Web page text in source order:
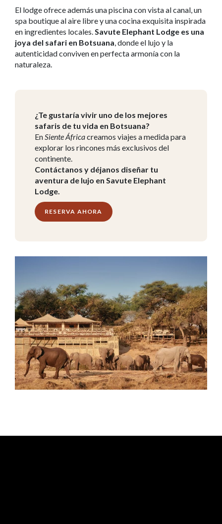
El lodge ofrece además una piscina con vista al canal, un
spa boutique al aire libre y una cocina exquisita inspirada
en ingredientes locales. Savute Elephant Lodge es una
joya del safari en Botsuana , donde el lujo y la
autenticidad conviven en perfecta armonía con la
naturaleza.
¿Te gustaría vivir uno de los mejores
safaris de tu vida en Botsuana?
En Siente Áfricacreamos viajes a medida para
explorar los rincones más exclusivos del
continente.
Contáctanos y déjanos diseñar tu
aventura de lujo en Savute Elephant
Lodge.
RESERVA AHORA